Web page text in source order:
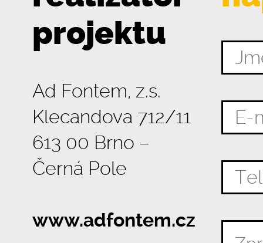
projektu
Ad Fontem, z.s.
Klecandova 712/11
613 00 Brno –
Černá Pole
www.adfontem.cz